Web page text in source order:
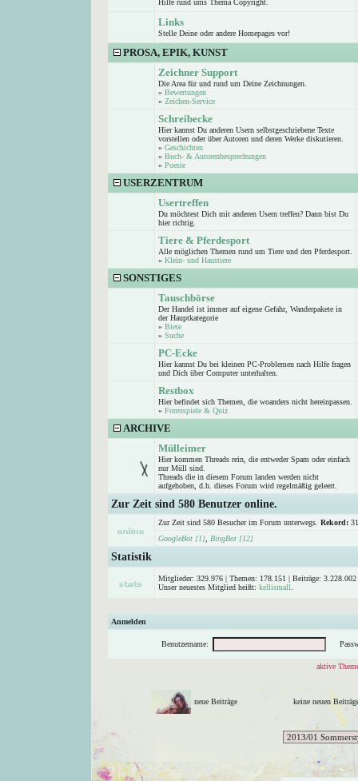
Hilfe rund ums Thema Copyright.
Links
Stelle Deine oder andere Homepages vor!
PROSA, EPIK, KUNST
Zeichner Support
Die Area für und rund um Deine Zeichnungen.
» Bewertungen
» Zeichen-Service
Schreibecke
Hier kannst Du anderen Usern selbstgeschriebene Texte
vorstellen oder über Autoren und deren Werke diskutieren.
» Geschichten
» Buch- & Autorenbesprechungen
» Poesie
USERZENTRUM
Usertreffen
Du möchtest Dich mit anderen Usern treffen? Dann bist Du
hier richtig.
Tiere & Pferdesport
Alle möglichen Themen rund um Tiere und den Pferdesport.
» Klein- und Haustiere
SONSTIGES
Tauschbörse
Der Handel ist immer auf eigene Gefahr, Wanderpakete in
der Hauptkategorie
» Biete
» Suche
PC-Ecke
Hier kannst Du bei kleinen PC-Problemen nach Hilfe fragen
und Dich über Computer unterhalten.
Restbox
Hier befindet sich Themen, die woanders nicht hereinpassen.
» Forenspiele & Quiz
ARCHIVE
Mülleimer
Hier kommen Threads rein, die entweder Spam oder einfach
nur Müll sind.
Threads die in diesem Forum landen werden nicht
aufgehoben, d.h. dieses Forum wird regelmäßig geleert.
Zur Zeit sind 580 Benutzer online.
Zur Zeit sind 580 Besucher im Forum unterwegs. Rekord:
GoogleBot [1]
BingBot [12]
Statistik
Mitglieder: 329.976 | Themen: 178.151 | Beiträge:
Unser neuestes Mitglied heißt: kellismall
Anmelden
Benutzername:
aktive
neue Beiträge keine neuen